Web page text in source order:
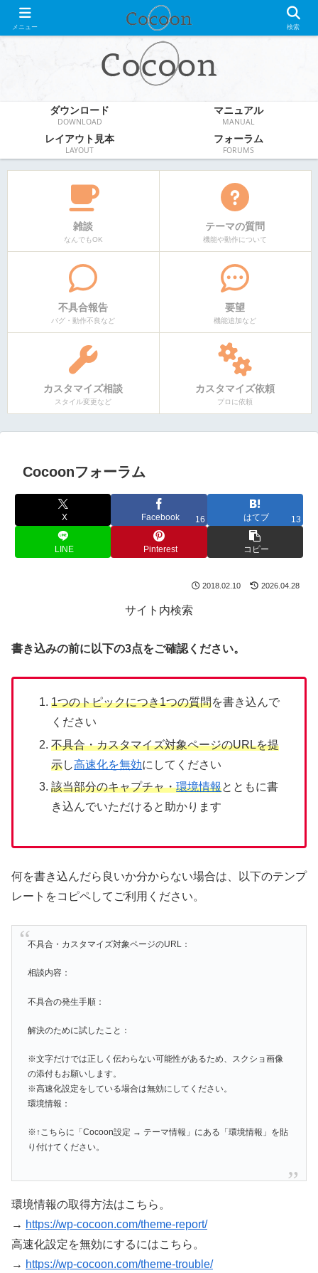
WordPress無料テーマ
ダウンロード
DOWNLOAD
マニュアル
MANUAL
レイアウト見本
LAYOUT
フォーラム
FORUMS
雑談
なんでもOK
テーマの質問
機能や動作について
不具合報告
バグ・動作不良など
要望
機能追加など
カスタマイズ相談
スタイル変更など
カスタマイズ依頼
プロに依頼
Cocoonフォーラム
X Facebook 16 はてブ 13
LINE Pinterest コピー
2018.02.10 2026.04.28
サイト内検索
書き込みの前に以下の3点をご確認ください。
1つのトピックにつき1つの質問を書き込んで
ください
不具合・カスタマイズ対象ページのURLを提
示し高速化を無効にしてください
該当部分のキャプチャ・環境情報とともに書
き込んでいただけると助かります
何を書き込んだら良いか分からない場合は、以下のテンプ
レートをコピペしてご利用ください。
不具合・カスタマイズ対象ページのURL：
相談内容：
不具合の発生手順：
解決のために試したこと：
※文字だけでは正しく伝わらない可能性があるため、スクショ画像
の添付もお願いします。
※高速化設定をしている場合は無効にしてください。
環境情報：
※↑こちらに「Cocoon設定 → テーマ情報」にある「環境情報」を貼
り付けてください。
環境情報の取得方法はこちら。
→ https://wp-cocoon.com/theme-report/
高速化設定を無効にするにはこちら。
→ https://wp-cocoon.com/theme-trouble/
メニュー 検索